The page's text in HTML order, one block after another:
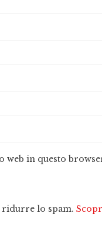
web in questo
ridurre lo spam.